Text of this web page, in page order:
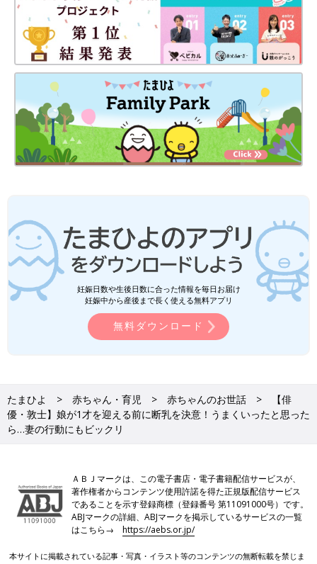
妊娠日数や生後日数に合った情報を毎日お届け
妊娠中から産後まで長く使える無料アプリ
無料ダウンロード
たまひよ 赤ちゃん・育児 赤ちゃんのお世話
【俳
優・敦士】娘が1才を迎える前に断乳を決意！うまくいったと思った
ら…妻の行動にもビックリ
ＡＢＪマークは、この電子書店・電子書籍配信サービスが、
著作権者からコンテンツ使用許諾を得た正規版配信サービス
であることを示す登録商標（登録番号 第11091000号）です。
ABJマークの詳細、ABJマークを掲示しているサービスの一覧
はこちら→https://aebs.or.jp/
本サイトに掲載されている記事・写真・イラスト等のコンテンツの無断転載を禁じま